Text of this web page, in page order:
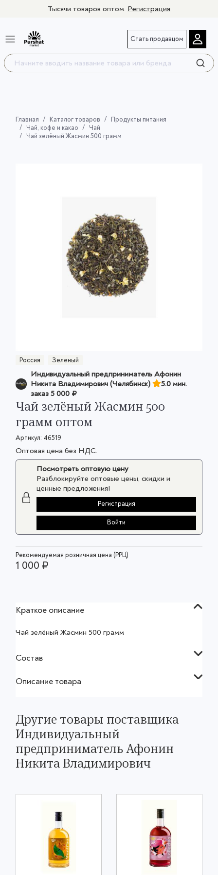
Тысячи товаров оптом. Регистрация
Стать продавцом
Главная Каталог товаров
Продукты питания
Чай, кофе и какао
Чай
Чай зелёный Жасмин 500 грамм
Россия Зеленый
Индивидуальный предприниматель Афонин
Никита Владимирович (Челябинск)
5.0 мин.
заказ 5 000 ₽
Чай зелёный Жасмин 500
грамм оптом
Артикул: 46519
Оптовая цена без НДС.
Посмотреть оптовую цену
Разблокируйте оптовые цены, скидки и
ценные предложения!
Регистрация
Войти
Рекомендуемая розничная цена (РРЦ)
1 000 ₽
Краткое описание
Чай зелёный Жасмин 500 грамм
Состав
Описание товара
Другие товары поставщика
Индивидуальный
предприниматель Афонин
Никита Владимирович